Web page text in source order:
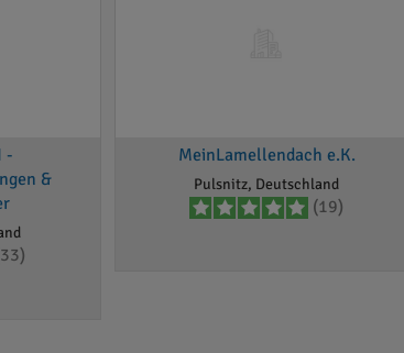
-
&
MeinLamellendach e.K.
Pulsnitz, Deutschland
(19)